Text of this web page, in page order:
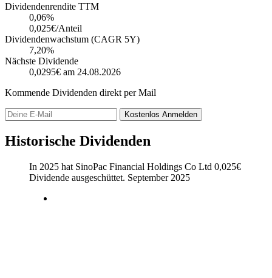
Dividendenrendite TTM
0,06%
0,025€/Anteil
Dividendenwachstum (CAGR 5Y)
7,20%
Nächste Dividende
0,0295€ am 24.08.2026
Kommende Dividenden direkt per Mail
Kostenlos Anmelden
Historische Dividenden
In 2025 hat SinoPac Financial Holdings Co Ltd 0,025€
Dividende ausgeschüttet. September 2025